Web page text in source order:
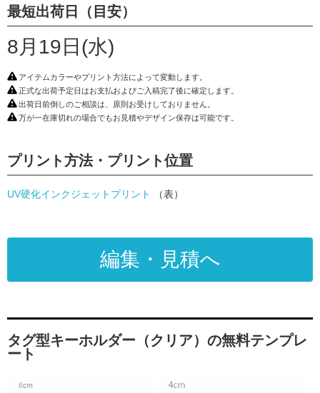
最短出荷日（目安）
8月19日(水)
アイテムカラーやプリント方法によって変動します。
正式な出荷予定日はお支払およびご入稿完了後に確定します。
出荷日前倒しのご相談は、原則お受けしておりません。
万が一在庫切れの場合でもお見積やデザイン保存は可能です。
プリント方法・プリント位置
UV硬化インクジェットプリント （表）
編集・見積へ
タグ型キーホルダー（クリア）の無料テンプレ
ート